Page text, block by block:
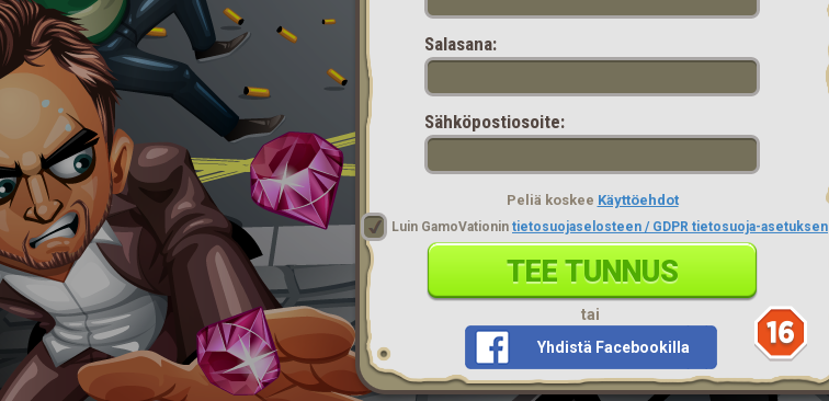
Salasana:
Sähköpostiosoite:
Peliä koskee Käyttöehdot
Luin GamoVationin tietosuojaselosteen / GDPR tietosuoja-asetuksen
TEE TUNNUS
tai
Yhdistä Facebookilla